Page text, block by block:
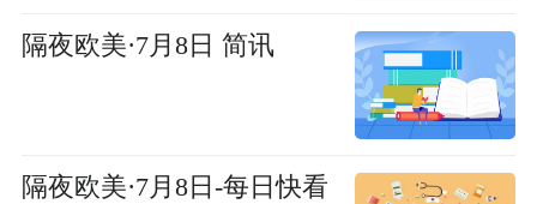
隔夜欧美·7月8日 简讯
隔夜欧美·7月8日-每日快看